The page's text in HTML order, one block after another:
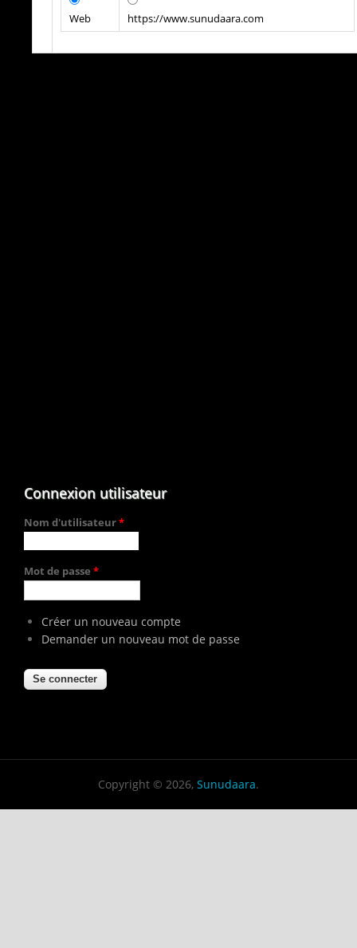
Web https://www.sunudaara.com
Connexion utilisateur
Nom d'utilisateur*
Mot de passe *
Créer un nouveau compte
Demander un nouveau mot de passe
Copyright © 2026, Sunudaara.